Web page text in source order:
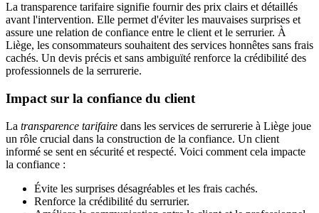
La transparence tarifaire signifie fournir des prix clairs et détaillés
avant l'intervention. Elle permet d'éviter les mauvaises surprises et
assure une relation de confiance entre le client et le serrurier. À
Liège, les consommateurs souhaitent des services honnêtes sans frais
cachés. Un devis précis et sans ambiguïté renforce la crédibilité des
professionnels de la serrurerie.
Impact sur la confiance du client
La transparence tarifaire dans les services de serrurerie à Liège joue
un rôle crucial dans la construction de la confiance. Un client
informé se sent en sécurité et respecté. Voici comment cela impacte
la confiance :
Évite les surprises désagréables et les frais cachés.
Renforce la crédibilité du serrurier.